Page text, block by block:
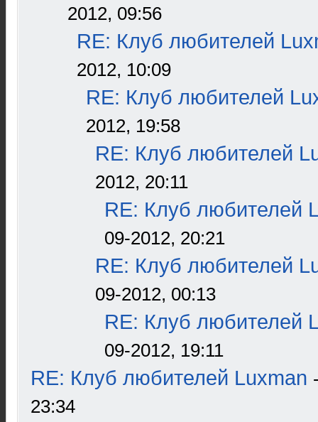
2012, 09:56
RE: Клуб любителей
2012, 10:09
RE: Клуб любителей
2012, 19:58
RE: Клуб любителей
2012, 20:11
RE: Клуб любителей
09-2012, 20:21
RE: Клуб любителей
09-2012, 00:13
RE: Клуб любителей
09-2012, 19:11
RE: Клуб любителей Luxman
23:34